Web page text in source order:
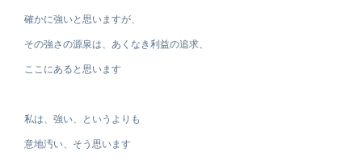
確かに強いと思いますが、
その強さの源泉は、あくなき利益の追求、
ここにあると思います
私は、強い、というよりも
意地汚い、そう思います